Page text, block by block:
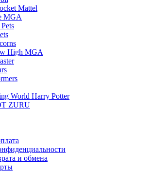
Mattel
MGA
High MGA
World Harry Potter
ZURU
и обмена